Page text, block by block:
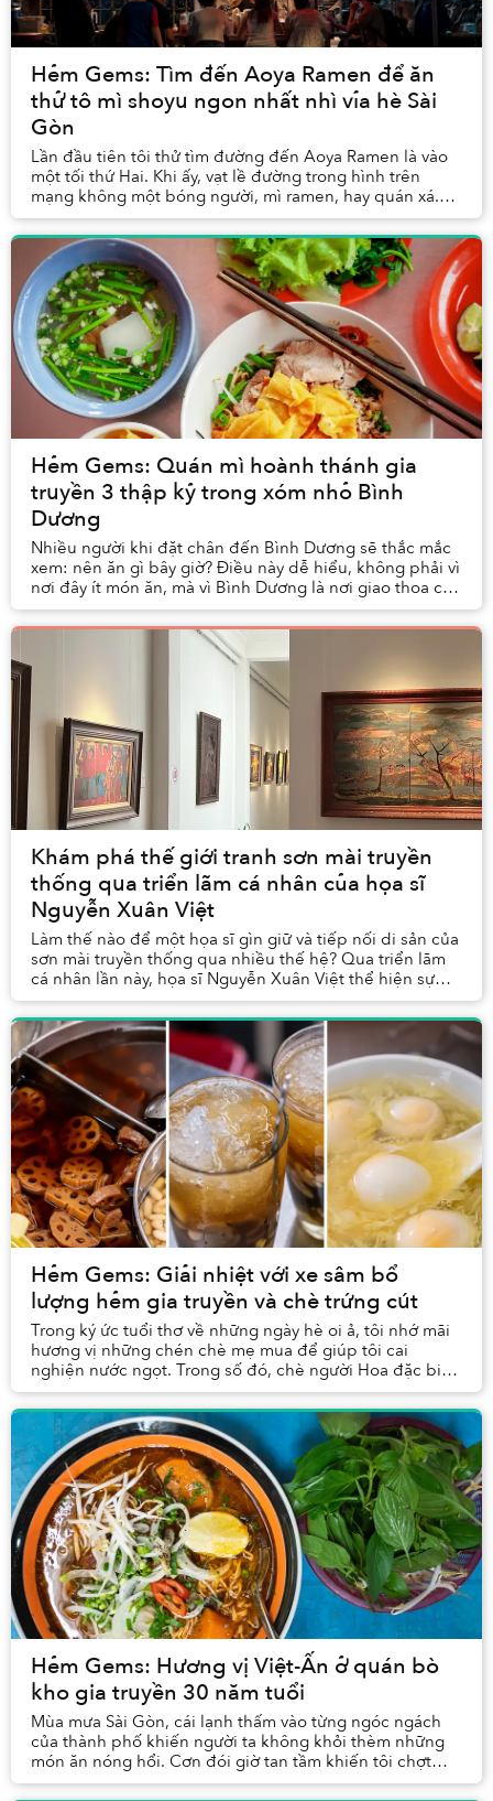
Hẻm Gems: Tìm đến Aoya Ramen để ăn
thử tô mì shoyu ngon nhất nhì vỉa hè Sài
Gòn
Lần đầu tiên tôi thử tìm đường đến Aoya Ramen là vào
một tối thứ Hai. Khi ấy, vạt lề đường trong hình trên
mạng không một bóng người, mì ramen, hay quán xá.
Tôi tiu nghỉu phát hiện ra quán nghỉ thứ Ha...
Hẻm Gems: Quán mì hoành thánh gia
truyền 3 thập kỷ trong xóm nhỏ Bình
Dương
Nhiều người khi đặt chân đến Bình Dương sẽ thắc mắc
xem: nên ăn gì bây giờ? Điều này dễ hiểu, không phải vì
nơi đây ít món ăn, mà vì Bình Dương là nơi giao thoa của
nhiều cộng đồng văn hóa, nền ẩm thự...
Khám phá thế giới tranh sơn mài truyền
thống qua triển lãm cá nhân của họa sĩ
Nguyễn Xuân Việt
Làm thế nào để một họa sĩ gìn giữ và tiếp nối di sản của
sơn mài truyền thống qua nhiều thế hệ? Qua triển lãm
cá nhân lần này, họa sĩ Nguyễn Xuân Việt thể hiện sự
thành thạo và hiểu biết rộng lớn, cũn...
Hẻm Gems: Giải nhiệt với xe sâm bổ
lượng hẻm gia truyền và chè trứng cút
Trong ký ức tuổi thơ về những ngày hè oi ả, tôi nhớ mãi
hương vị những chén chè mẹ mua để giúp tôi cai
nghiện nước ngọt. Trong số đó, chè người Hoa đặc biệt
thu hút tôi nhờ cách bày biện độc đáo. Tuy ...
Hẻm Gems: Hương vị Việt-Ấn ở quán bò
kho gia truyền 30 năm tuổi
Mùa mưa Sài Gòn, cái lạnh thấm vào từng ngóc ngách
của thành phố khiến người ta không khỏi thèm những
món ăn nóng hổi. Cơn đói giờ tan tầm khiến tôi chợt
thèm ấm áp để xoa dịu cái lạnh từ chiều mưa tầ...